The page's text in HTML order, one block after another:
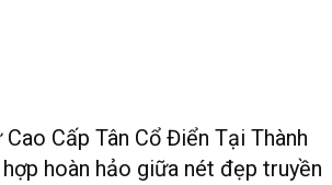
Cao Cấp Tân Cổ Điển Tại Thành
hoàn hảo giữa nét đẹp truyền